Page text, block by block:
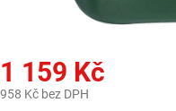
1 159 Kč
958 Kč bez DPH